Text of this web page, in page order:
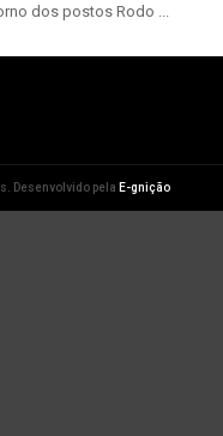
dos postos Rodo ...
Desenvolvido pela E-gnição